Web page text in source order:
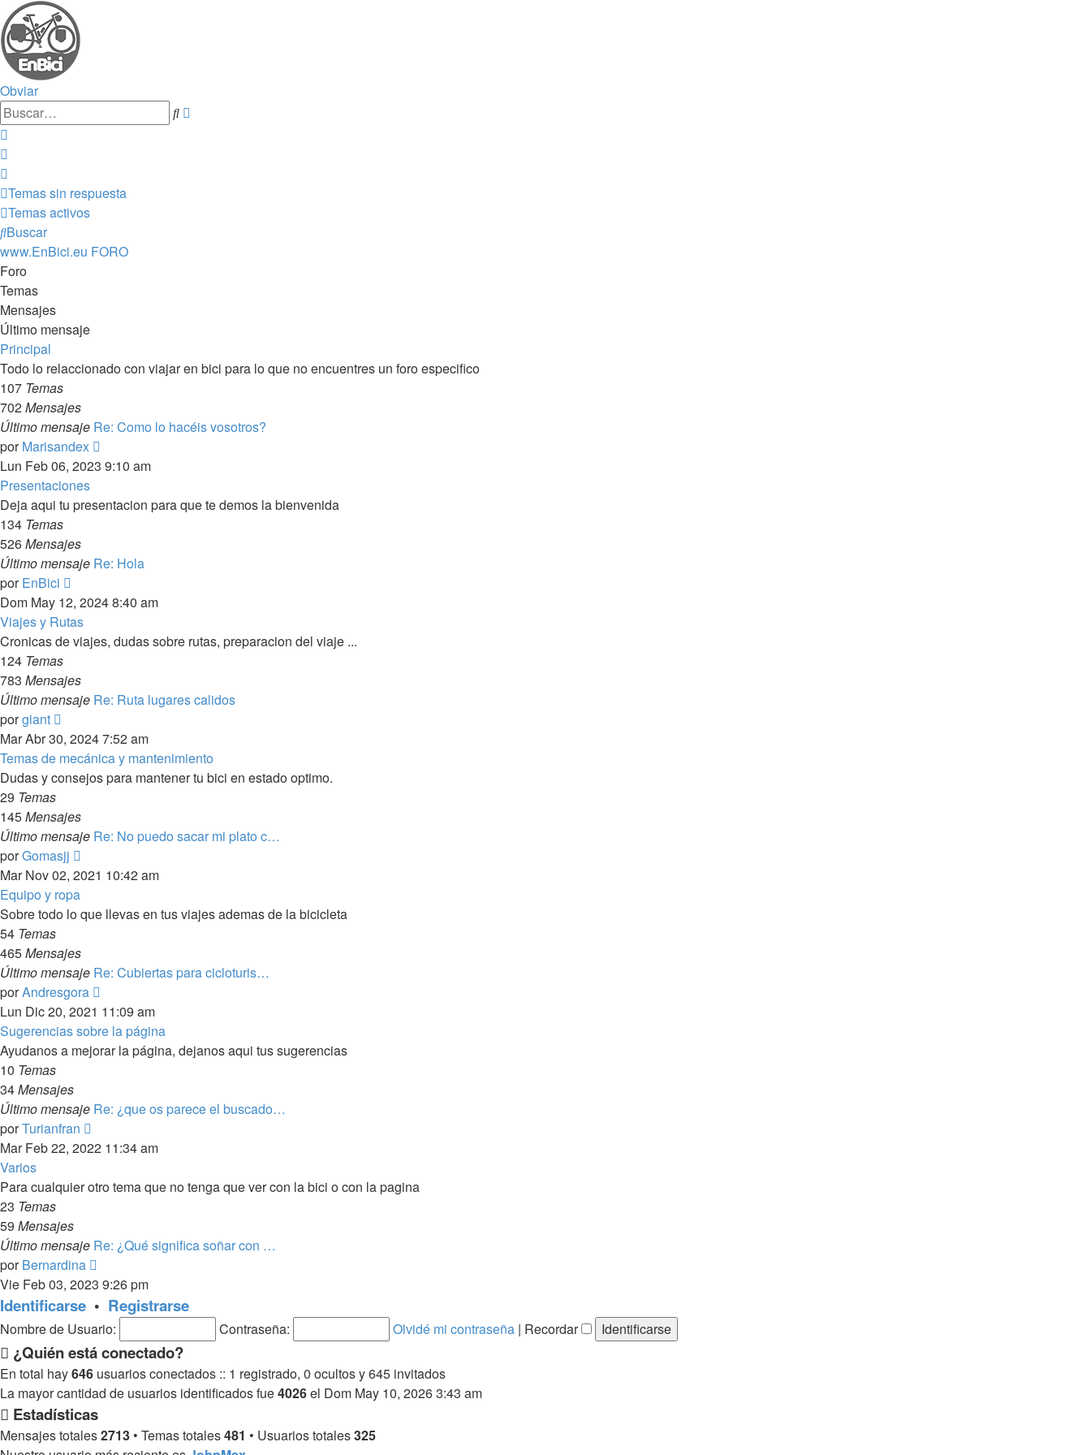
Obviar
Buscar
Temas sin respuesta
Temas activos
Buscar
www.EnBici.eu FORO
Foro
Temas
Mensajes
Último mensaje
Principal
Todo lo relaccionado con viajar en bici para lo que no encuentres un foro especifico
107 Temas
702Mensajes
Último mensaje Re: Como lo hacéis vosotros?
porMarisandex
último
Lun Feb 06, 2023 9:10 am
Presentaciones
Deja aqui tu presentacion para que te demos la bienvenida
134 Temas
526Mensajes
Último mensaje Re: Hola
porEnBici
último
mensaje
Dom May 12, 2024 8:40 am
Viajes y Rutas
Cronicas de viajes, dudas sobre rutas, preparacion del viaje ...
124 Temas
783 Mensajes
Último mensaje Re: Ruta lugares calidos
porgiant
último
mensaje
Mar Abr 30, 2024 7:52 am
Temas de mecánica y mantenimiento
Dudas y consejos para mantener tu bici en estado optimo.
29 Temas
145Mensajes
Último mensaje Re: No puedo sacar mi plato c…
porGomasjj
último
Mar Nov 02, 2021 10:42 am
Equipo y ropa
Sobre todo lo que llevas en tus viajes ademas de la bicicleta
54 Temas
465Mensajes
Último mensaje Re: Cubiertas para cicloturis…
porAndresgora
último
mensaje
Lun Dic 20, 2021 11:09 am
Sugerencias sobre la página
Ayudanos a mejorar la página, dejanos aqui tus sugerencias
10 Temas
34Mensajes
Último mensaje Re: ¿que os parece el buscado…
porTurianfran
último
Mar Feb 22, 2022 11:34 am
Varios
Para cualquier otro tema que no tenga que ver con la bici o con la pagina
23 Temas
59 Mensajes
Último mensaje Re: ¿Qué significa soñar con …
porBernardina
último
mensaje
Vie Feb 03, 2023 9:26 pm
Identificarse • Registrarse
Nombre de Usuario: Contraseña: Olvidé mi contraseña | Recordar
¿Quién está conectado?
En total hay646 usuarios conectados :: 1 registrado, 0 ocultos y 645 invitados
La mayor cantidad de usuarios identificados fue4026el Dom May 10, 2026 3:43 am
Estadísticas
Mensajes totales2713 • Temas totales481 • Usuarios totales325